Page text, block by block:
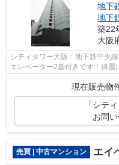
地下
地下
築22
大阪
シティタワー大阪：地下鉄中央
エレベーター2基付きです！綺
現在販売物
「シテ
お問
売買 | 中古マンション エイ